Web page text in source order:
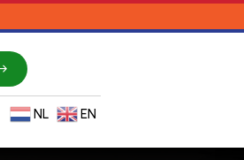
NL EN